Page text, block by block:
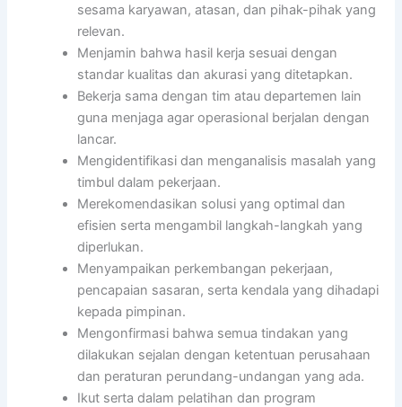
sesama karyawan, atasan, dan pihak-pihak yang
relevan.
Menjamin bahwa hasil kerja sesuai dengan
standar kualitas dan akurasi yang ditetapkan.
Bekerja sama dengan tim atau departemen lain
guna menjaga agar operasional berjalan dengan
lancar.
Mengidentifikasi dan menganalisis masalah yang
timbul dalam pekerjaan.
Merekomendasikan solusi yang optimal dan
efisien serta mengambil langkah-langkah yang
diperlukan.
Menyampaikan perkembangan pekerjaan,
pencapaian sasaran, serta kendala yang dihadapi
kepada pimpinan.
Mengonfirmasi bahwa semua tindakan yang
dilakukan sejalan dengan ketentuan perusahaan
dan peraturan perundang-undangan yang ada.
Ikut serta dalam pelatihan dan program